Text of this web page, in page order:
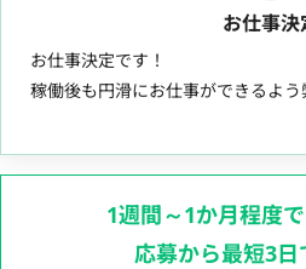
お仕事決
お仕事決定です！
稼働後も円滑にお仕事ができるよう
1週間～1か月程度
応募から最短3日